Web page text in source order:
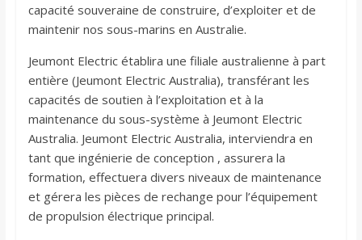
capacité souveraine de construire, d’exploiter et de
maintenir nos sous-marins en Australie.
Jeumont Electric établira une filiale australienne à part
entière (Jeumont Electric Australia), transférant les
capacités de soutien à l’exploitation et à la
maintenance du sous-système à Jeumont Electric
Australia. Jeumont Electric Australia, interviendra en
tant que ingénierie de conception , assurera la
formation, effectuera divers niveaux de maintenance
et gérera les pièces de rechange pour l’équipement
de propulsion électrique principal.